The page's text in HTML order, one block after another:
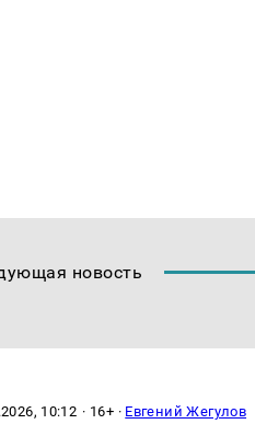
новость
10:12 · 16+ · Евгений Жегулов